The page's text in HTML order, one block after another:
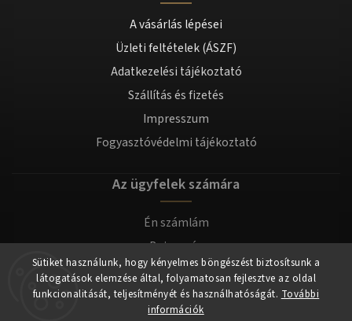
Sütiket használunk, hogy kényelmes böngészést biztosítsunk a
látogatások elemzése által, folyamatosan fejlesztve az oldal
funkcionalitását, teljesítményét és használhatóságát. További
információk
A vásárlás lépései
Üzleti feltételek (ÁSZF)
Adatkezelési tájékoztató
Szállítás és fizetés
Impresszum
Fogyasztóvédelmi tájékoztató
Az ügyfelek számára
Én számlám
Bejegyzés
Bejelentkezés